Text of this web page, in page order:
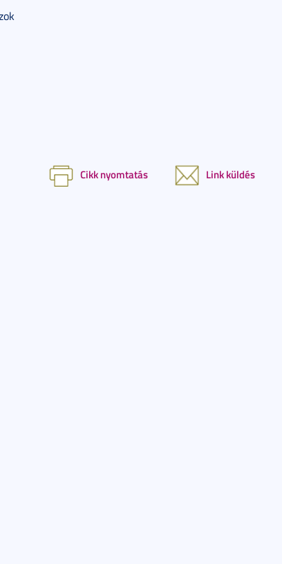
Cikk nyomtatás Link küldés